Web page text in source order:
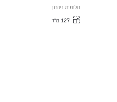
חלומות זיכרון
127 מ״ר